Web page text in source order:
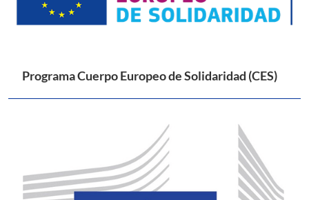
Programa Cuerpo Europeo de Solidaridad (CES)